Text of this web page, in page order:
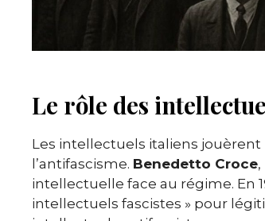
Le rôle des
Les intellectuels italiens
l’antifascisme. Benedetto Croce
intellectuelle face au régime. En
intellectuels fascistes » pour